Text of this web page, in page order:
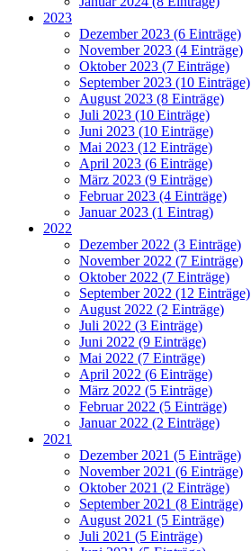
2023
Dezember 2023 (6 Einträge)
November 2023 (4 Einträge)
Oktober 2023 (7 Einträge)
September 2023 (10 Einträge)
August 2023 (8 Einträge)
Juli 2023 (10 Einträge)
Juni 2023 (10 Einträge)
Mai 2023 (12 Einträge)
April 2023 (6 Einträge)
März 2023 (9 Einträge)
Februar 2023 (4 Einträge)
Januar 2023 (1 Eintrag)
2022
Dezember 2022 (3 Einträge)
November 2022 (7 Einträge)
Oktober 2022 (7 Einträge)
September 2022 (12 Einträge)
August 2022 (2 Einträge)
Juli 2022 (3 Einträge)
Juni 2022 (9 Einträge)
Mai 2022 (7 Einträge)
April 2022 (6 Einträge)
März 2022 (5 Einträge)
Februar 2022 (5 Einträge)
Januar 2022 (2 Einträge)
2021
Dezember 2021 (5 Einträge)
November 2021 (6 Einträge)
Oktober 2021 (2 Einträge)
September 2021 (8 Einträge)
August 2021 (5 Einträge)
Juli 2021 (5 Einträge)